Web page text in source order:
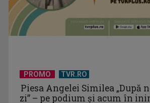
PROMO TVR.RO
Piesa Angelei Similea „După
zi” – pe podium şi acum în